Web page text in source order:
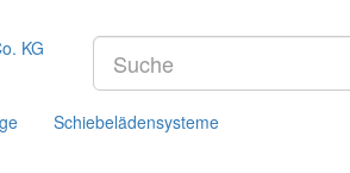
Schiebelädensysteme